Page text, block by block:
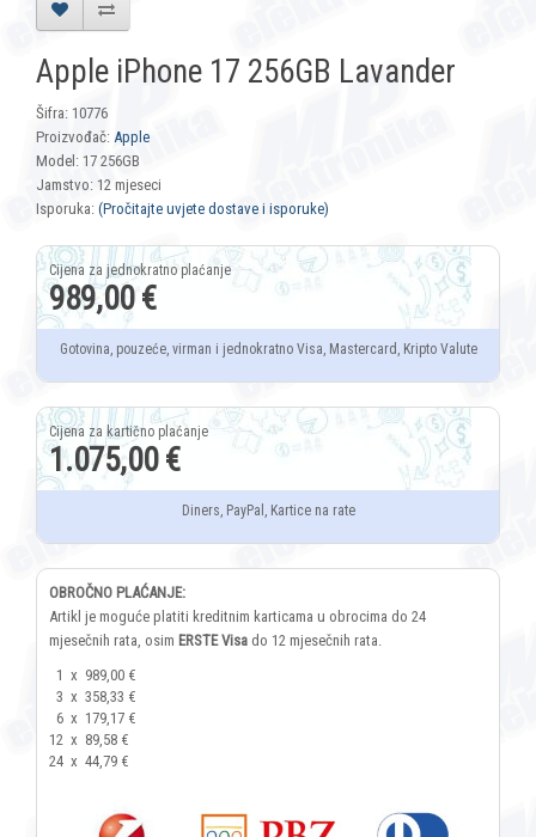
Apple iPhone 17 256GB Lavander
Šifra: 10776
Proizvođač: Apple
Model: 17 256GB
Jamstvo: 12 mjeseci
Isporuka: (Pročitajte uvjete dostave i isporuke)
989,00 €
Gotovina, pouzeće, virman i jednokratno Visa, Mastercard, Kripto Valute
1.075,00 €
Diners, PayPal, Kartice na rate
OBROČNO PLAĆANJE:
Artikl je moguće platiti kreditnim karticama u obrocima do 24
mjesečnih rata, osim ERSTE Visa do 12 mjesečnih rata.
1 x 989,00 €
3 x 358,33 €
6 x 179,17 €
12 x 89,58 €
24 x 44,79 €